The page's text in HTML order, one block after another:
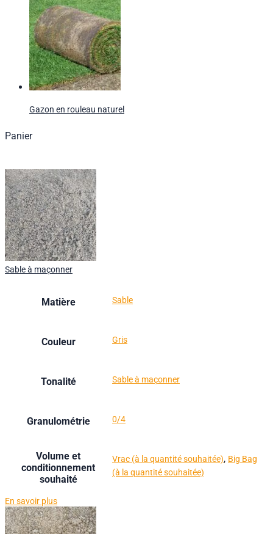
Gazon en rouleau naturel
Panier
Sable à maçonner
Matière Sable
Couleur Gris
Tonalité Sable à maçonner
Granulométrie 0/4
Volume et
conditionnement
souhaité
Vrac (à la quantité souhaitée), Big Bag
(à la quantité souhaitée)
En savoir plus